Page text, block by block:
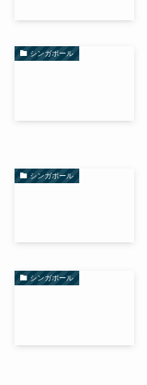
シンガポール
シンガポール
シンガポール